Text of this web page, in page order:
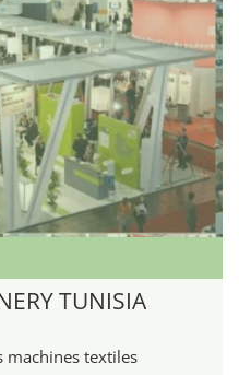
TUNISIA
machines textiles